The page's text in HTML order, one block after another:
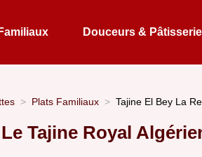
Douceurs &
Plats Familiaux Tajine El Bey La
Tajine Royal